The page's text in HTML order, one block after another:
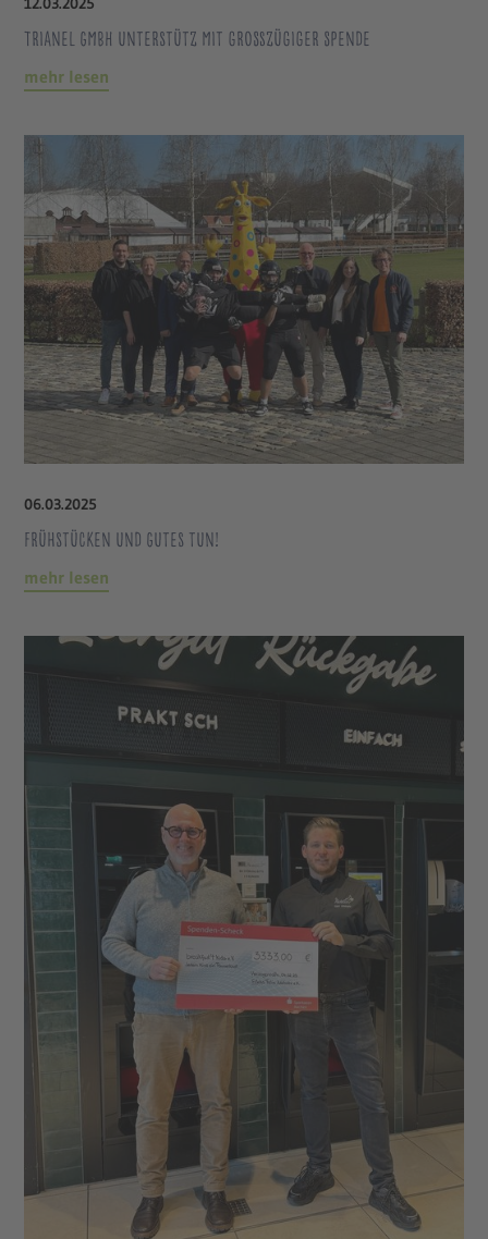
Trianel GmbH unterstütz mit großzügiger Spende
mehr lesen
06.03.2025
Frühstücken und Gutes tun!
mehr lesen